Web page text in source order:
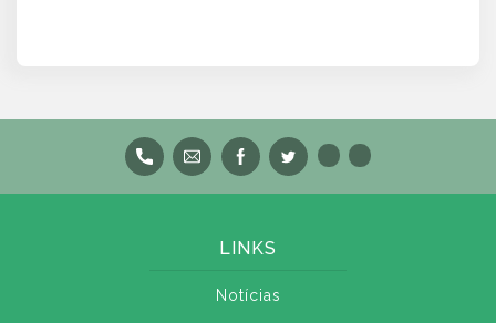
LINKS
Notícias